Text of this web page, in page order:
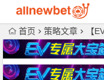
首页 策略文章 【